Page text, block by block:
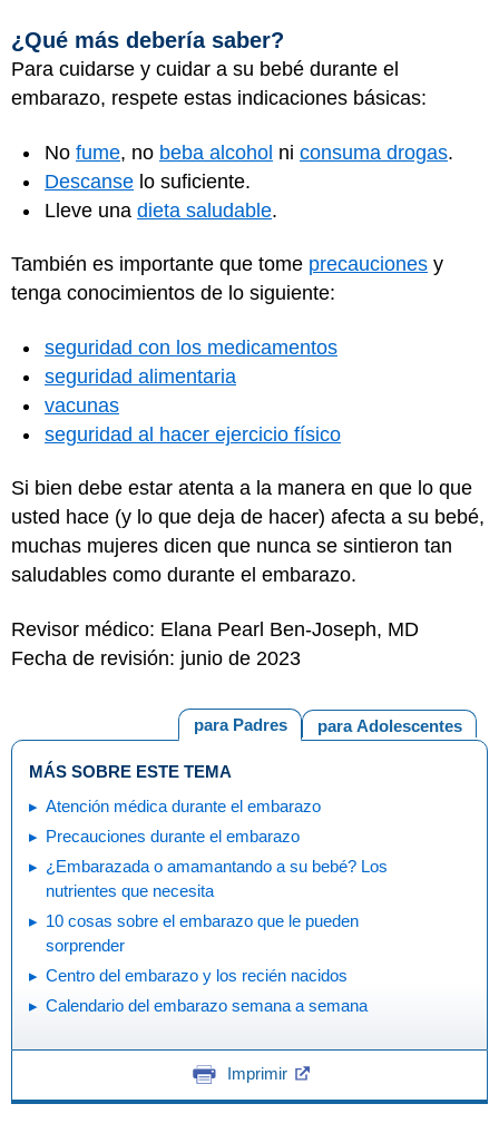
¿Qué más debería saber?
Para cuidarse y cuidar a su bebé durante el
embarazo, respete estas indicaciones básicas:
No fume, no beba alcohol ni consuma drogas.
Descanse lo suficiente.
Lleve una dieta saludable.
También es importante que tome precauciones y
tenga conocimientos de lo siguiente:
seguridad con los medicamentos
seguridad alimentaria
vacunas
seguridad al hacer ejercicio físico
Si bien debe estar atenta a la manera en que lo que
usted hace (y lo que deja de hacer) afecta a su bebé,
muchas mujeres dicen que nunca se sintieron tan
saludables como durante el embarazo.
Revisor médico: Elana Pearl Ben-Joseph, MD
Fecha de revisión: junio de 2023
para Adolescentes
para Padres
MÁS SOBRE ESTE TEMA
Atención médica durante el embarazo
Precauciones durante el embarazo
¿Embarazada o amamantando a su bebé? Los
nutrientes que necesita
10 cosas sobre el embarazo que le pueden
sorprender
Centro del embarazo y los recién nacidos
Calendario del embarazo semana a semana
Imprimir